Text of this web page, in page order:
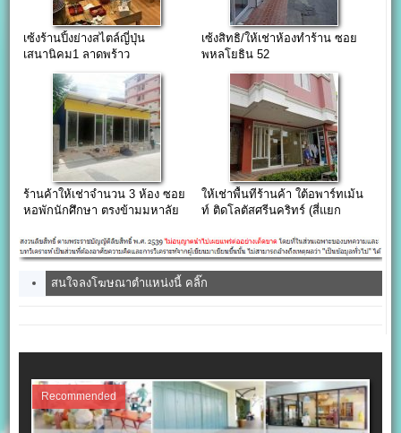
เซ้งร้านปิ้งย่างสไตล์ญี่ปุ่น
เสนานิคม1 ลาดพร้าว
เซ้งสิทธิ/ให้เช่าห้องทำร้าน ซอย
พหลโยธิน 52
ร้านค้าให้เช่าจำนวน 3 ห้อง ซอย
หอพักนักศึกษา ตรงข้ามมหาลัย
ให้เช่าพื้นทีร้านค้า ใต้อพาร์ทเม้น
ท์ ติดโลตัสศรีนคริทร์ (สี่แยก
สนใจลงโฆษณาตำแหน่งนี้ คลิ๊ก
Recommended